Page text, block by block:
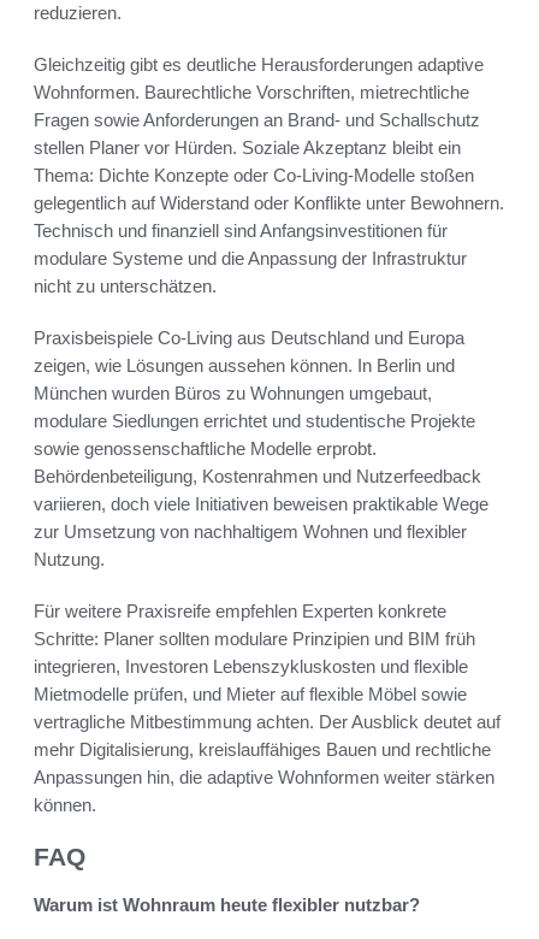
reduzieren.
Gleichzeitig gibt es deutliche Herausforderungen adaptive
Wohnformen. Baurechtliche Vorschriften, mietrechtliche
Fragen sowie Anforderungen an Brand- und Schallschutz
stellen Planer vor Hürden. Soziale Akzeptanz bleibt ein
Thema: Dichte Konzepte oder Co-Living-Modelle stoßen
gelegentlich auf Widerstand oder Konflikte unter Bewohnern.
Technisch und finanziell sind Anfangsinvestitionen für
modulare Systeme und die Anpassung der Infrastruktur
nicht zu unterschätzen.
Praxisbeispiele Co-Living aus Deutschland und Europa
zeigen, wie Lösungen aussehen können. In Berlin und
München wurden Büros zu Wohnungen umgebaut,
modulare Siedlungen errichtet und studentische Projekte
sowie genossenschaftliche Modelle erprobt.
Behördenbeteiligung, Kostenrahmen und Nutzerfeedback
variieren, doch viele Initiativen beweisen praktikable Wege
zur Umsetzung von nachhaltigem Wohnen und flexibler
Nutzung.
Für weitere Praxisreife empfehlen Experten konkrete
Schritte: Planer sollten modulare Prinzipien und BIM früh
integrieren, Investoren Lebenszykluskosten und flexible
Mietmodelle prüfen, und Mieter auf flexible Möbel sowie
vertragliche Mitbestimmung achten. Der Ausblick deutet auf
mehr Digitalisierung, kreislauffähiges Bauen und rechtliche
Anpassungen hin, die adaptive Wohnformen weiter stärken
können.
FAQ
Warum ist Wohnraum heute flexibler nutzbar?